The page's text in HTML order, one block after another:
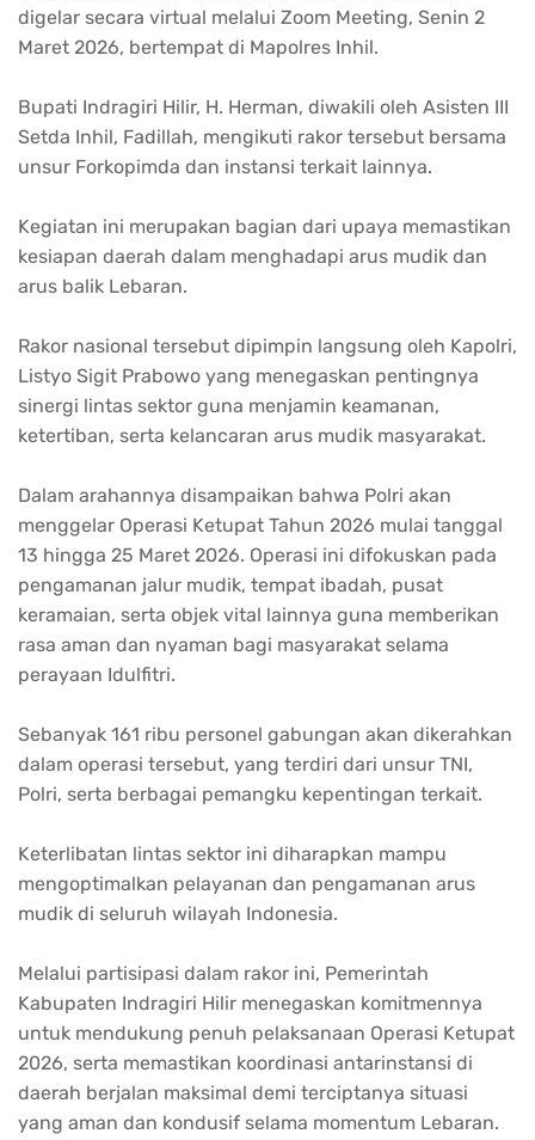
digelar secara virtual melalui Zoom Meeting, Senin 2
Maret 2026, bertempat di Mapolres Inhil.
Bupati Indragiri Hilir, H. Herman, diwakili oleh Asisten III
Setda Inhil, Fadillah, mengikuti rakor tersebut bersama
unsur Forkopimda dan instansi terkait lainnya.
Kegiatan ini merupakan bagian dari upaya memastikan
kesiapan daerah dalam menghadapi arus mudik dan
arus balik Lebaran.
Rakor nasional tersebut dipimpin langsung oleh Kapolri,
Listyo Sigit Prabowo yang menegaskan pentingnya
sinergi lintas sektor guna menjamin keamanan,
ketertiban, serta kelancaran arus mudik masyarakat.
Dalam arahannya disampaikan bahwa Polri akan
menggelar Operasi Ketupat Tahun 2026 mulai tanggal
13 hingga 25 Maret 2026. Operasi ini difokuskan pada
pengamanan jalur mudik, tempat ibadah, pusat
keramaian, serta objek vital lainnya guna memberikan
rasa aman dan nyaman bagi masyarakat selama
perayaan Idulfitri.
Sebanyak 161 ribu personel gabungan akan dikerahkan
dalam operasi tersebut, yang terdiri dari unsur TNI,
Polri, serta berbagai pemangku kepentingan terkait.
Keterlibatan lintas sektor ini diharapkan mampu
mengoptimalkan pelayanan dan pengamanan arus
mudik di seluruh wilayah Indonesia.
Melalui partisipasi dalam rakor ini, Pemerintah
Kabupaten Indragiri Hilir menegaskan komitmennya
untuk mendukung penuh pelaksanaan Operasi Ketupat
2026, serta memastikan koordinasi antarinstansi di
daerah berjalan maksimal demi terciptanya situasi
yang aman dan kondusif selama momentum Lebaran.